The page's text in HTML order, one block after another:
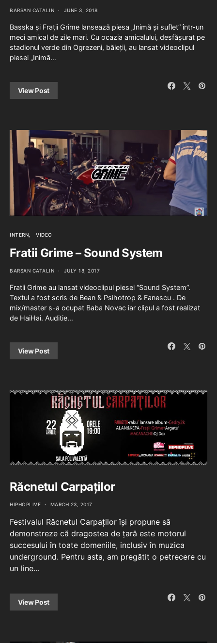
BARSAN CATALIN JUNE 3, 2018
Basska și Frații Grime lansează piesa „Inimă și suflet” într-un
meci amical de zile mari. Cu ocazia amicalului, desfășurat pe
stadionul verde din Ogrezeni, băieții, au lansat videoclipul
piesei „Inimă…
View Post
INTERN VIDEO
Fratii Grime – Sound System
BARSAN CATALIN JULY 18, 2017
Fratii Grime au lansat videoclipul piesei “Sound System”.
Textul a fost scris de Bean & Psihotrop & Fanescu . De
mix/master s-a ocupat Baba Novac iar clipul a fost realizat
de HaiHai. Auditie…
View Post
Răcnetul Carpaților
HIPHOPLIVE MARCH 23, 2017
Festivalul Răcnetul Carpaților își propune să
demonstreze că dragostea de țară este motorul
succesului în toate domeniile, inclusiv în muzica
underground. Pentru asta, am pregătit o petrecere cu
un line…
View Post